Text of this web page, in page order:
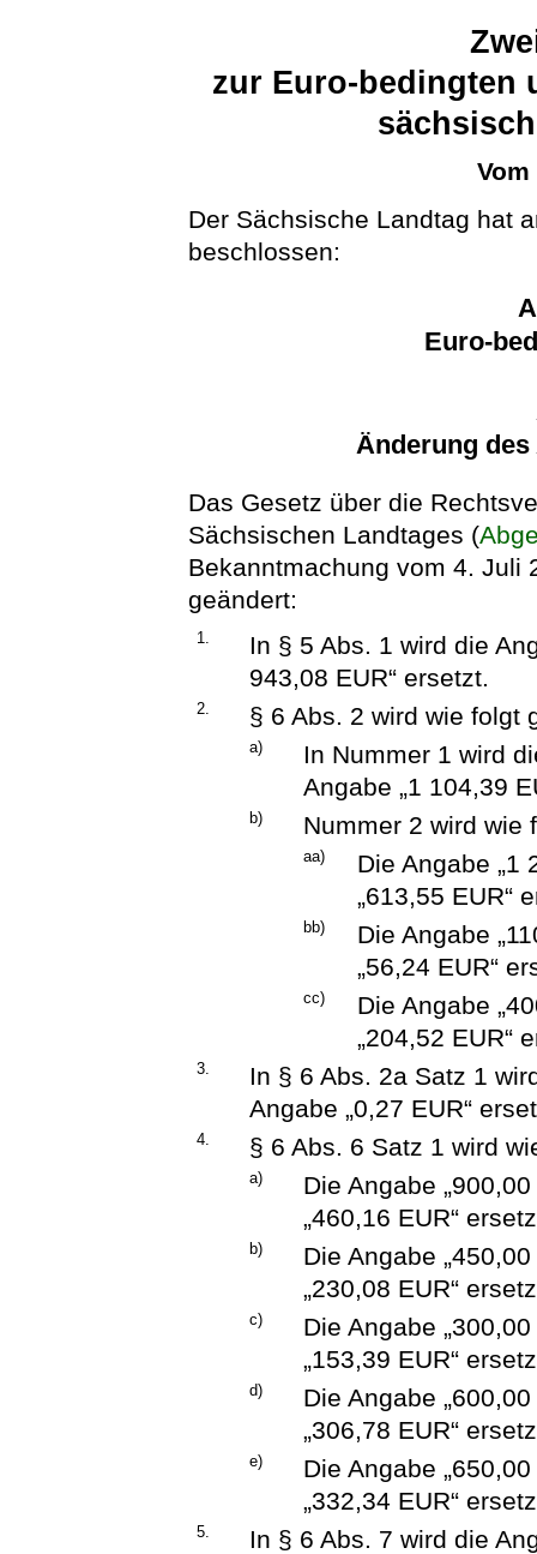
zur Euro-bedingten
Der Sächsische Landtag hat
beschlossen:
Euro-
Änderung des
Das Gesetz über die
Sächsischen Landtages (
Bekanntmachung vom 4. Juli
geändert:
1.
In § 5 Abs. 1 wird die
943,08 EUR“ ersetzt.
2. § 6 Abs. 2 wird wie folgt
a)
In Nummer 1 wird
Angabe „1 104,39
b) Nummer 2 wird wie
aa)
Die Angabe „1
„613,55 EUR“
bb)
Die Angabe
„56,24 EUR“
cc)
Die Angabe
„204,52 EUR“
3.
In § 6 Abs. 2a Satz 1
Angabe „0,27 EUR“
4. § 6 Abs. 6 Satz 1 wird
a)
Die Angabe
„460,16 EUR“
b)
Die Angabe
„230,08 EUR“
c)
Die Angabe
„153,39 EUR“
d)
Die Angabe
„306,78 EUR“
e)
Die Angabe
„332,34 EUR“
5.
In § 6 Abs. 7 wird die